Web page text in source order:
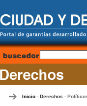
Inicio- Derechos -